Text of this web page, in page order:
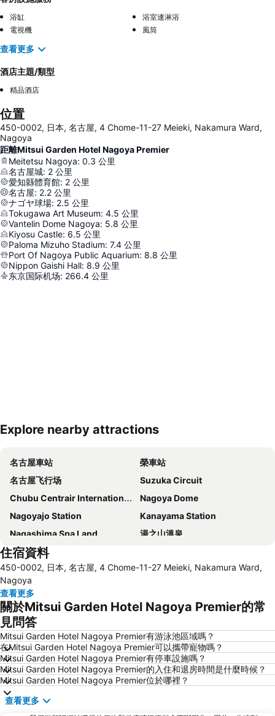
浴缸
浴室連淋浴
電視機
風筒
查看更多
酒店主題/類型
精品酒店
位置
450-0002, 日本, 名古屋, 4 Chome-11-27 Meieki, Nakamura Ward,
Nagoya
距離Mitsui Garden Hotel Nagoya Premier
Meitetsu Nagoya: 0.3 公里
名古屋城: 2 公里
愛知縣體育館: 2 公里
名古屋: 2.2 公里
ナゴヤ球場: 2.5 公里
Tokugawa Art Museum: 4.5 公里
Vantelin Dome Nagoya: 5.8 公里
Kiyosu Castle: 6.5 公里
Paloma Mizuho Stadium: 7.4 公里
Port Of Nagoya Public Aquarium: 8.8 公里
Nippon Gaishi Hall: 8.9 公里
东京国际机场: 266.4 公里
展開地圖
Explore nearby attractions
名古屋車站
榮車站
名古屋飞行场
Suzuka Circuit
Chubu Centrair International Airport
Nagoya Dome
Nagoyajo Station
Kanayama Station
Nagashima Spa Land
湯之山溫泉
Fushimi Station
Nakamura
Nagoya Television Tower
Chikusa
Gifu Station
Hisaya-odori Station
Nabana no Sato
Toyotashi Station
Marunouchi Station
Osukannon Station
Nishi
Shinsakae-machi Station
Higashi
Atsuta Jingu Shrine
住宿資料
450-0002, 日本, 名古屋, 4 Chome-11-27 Meieki, Nakamura Ward,
Nagoya
查看更多
關於Mitsui Garden Hotel Nagoya Premier的常
見問答
Mitsui Garden Hotel Nagoya Premier有游泳池區域嗎？
在Mitsui Garden Hotel Nagoya Premier可以攜帶寵物嗎？
Mitsui Garden Hotel Nagoya Premier有停車設施嗎？
Mitsui Garden Hotel Nagoya Premier的入住和退房時間是什麼時候？
Mitsui Garden Hotel Nagoya Premier位於哪裡？
查看更多